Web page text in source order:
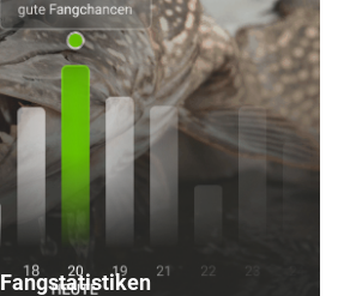
Fangstatistiken